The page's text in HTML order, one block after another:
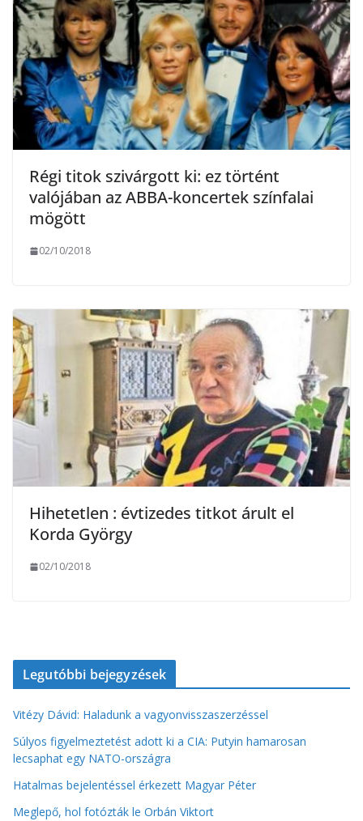
Régi titok szivárgott ki: ez történt
valójában az ABBA-koncertek színfalai
mögött
02/10/2018
Hihetetlen : évtizedes titkot árult el
Korda György
02/10/2018
Legutóbbi bejegyzések
Vitézy Dávid: Haladunk a vagyonvisszaszerzéssel
Súlyos figyelmeztetést adott ki a CIA: Putyin hamarosan
lecsaphat egy NATO-országra
Hatalmas bejelentéssel érkezett Magyar Péter
Meglepő, hol fotózták le Orbán Viktort